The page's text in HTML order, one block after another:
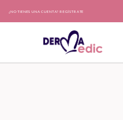
¿NO TIENES UNA CUENTA? REGÍSTRATE
No products in the cart.